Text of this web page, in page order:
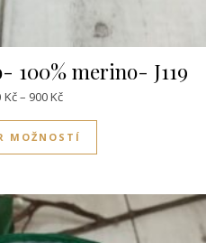
100% merino- J119
Kč– 900KčRozpětí cen: 620Kč až 900Kč
MOŽNOSTÍ